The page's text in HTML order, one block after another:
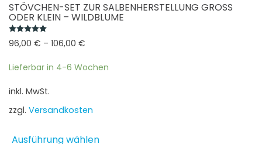
STÖVCHEN-SET ZUR SALBENHERSTELLUNG GROSS O
DER KLEIN – WILDBLUME
96,00 € – 106,00 €
Lieferbar in 4-6 Wochen
inkl. MwSt.
zzgl. Versandkosten
Ausführung wählen